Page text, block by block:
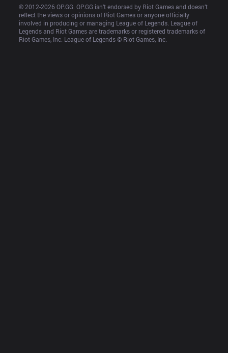
© 2012-2026 OP.GG. OP.GG isn’t endorsed by Riot Games and doesn’t
reflect the views or opinions of Riot Games or anyone officially
involved in producing or managing League of Legends. League of
Legends and Riot Games are trademarks or registered trademarks of
Riot Games, Inc. League of Legends © Riot Games, Inc.